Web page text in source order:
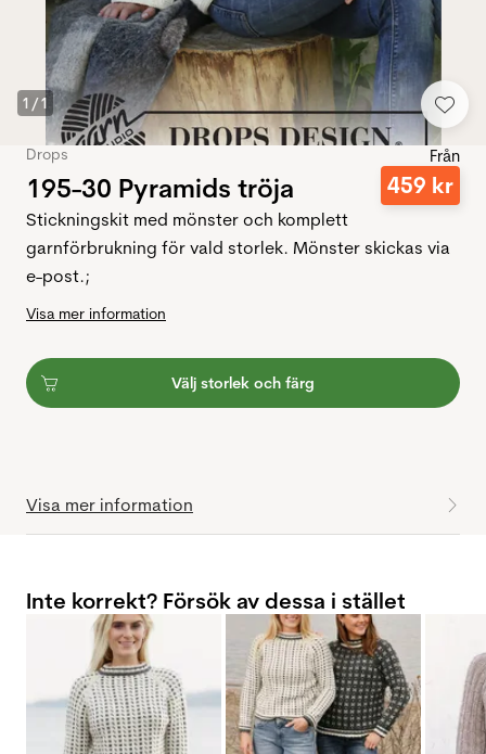
1 /1
Drops
195-30 Pyramids tröja
Från
459 kr
Stickningskit med mönster och komplett
garnförbrukning för vald storlek. Mönster skickas via
e-post.;
Visa mer information
Välj storlek och färg
Visa mer information
Inte korrekt? Försök av dessa i stället